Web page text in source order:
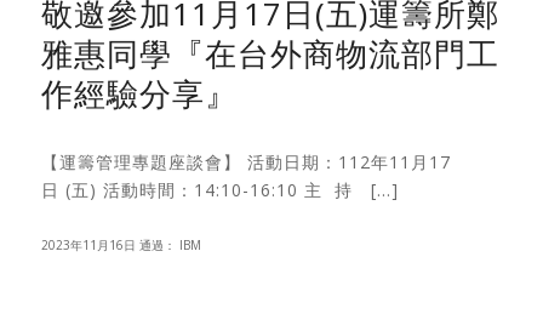
敬邀參加11月17日(五)運籌所鄭
雅惠同學『在台外商物流部門工
作經驗分享』
【運籌管理專題座談會】 活動日期：112年11月17
日 (五) 活動時間：14:10-16:10 主 持 […]
2023年11月16日 通過： IBM